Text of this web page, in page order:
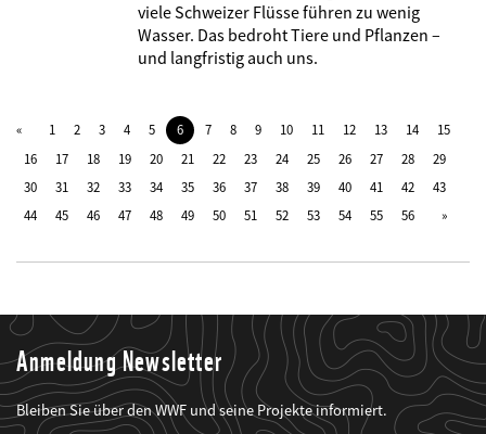
viele Schweizer Flüsse führen zu wenig
Wasser. Das bedroht Tiere und Pflanzen –
und langfristig auch uns.
1 2 3 4 5 6 7 8 9 10 11 12 13 14
15
16
17 18 19 20 21 22 23 24 25 26 27 28
29
30
31 32 33 34 35 36 37 38 39 40 41 42
43
44
45 46 47 48 49 50 51 52 53 54 55 56
Anmeldung Newsletter
Bleiben Sie über den WWF und seine Projekte informiert.